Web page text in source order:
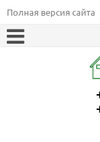
Полная версия сайта